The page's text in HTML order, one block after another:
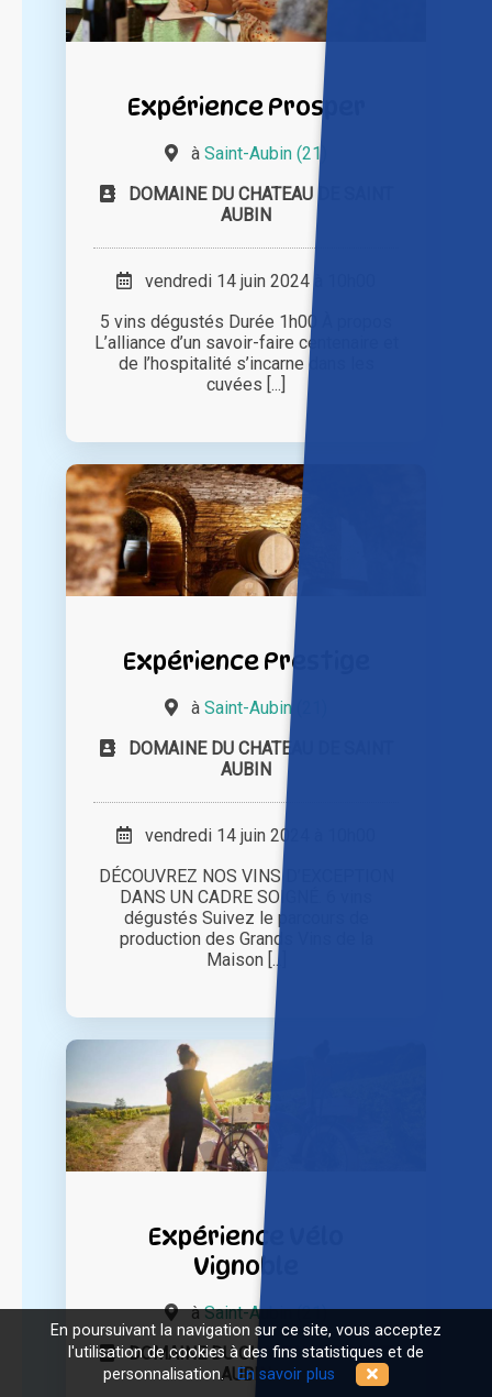
Expérience Prosper
à Saint-Aubin (21)
DOMAINE DU CHATEAU DE SAINT
AUBIN
vendredi 14 juin 2024 à 10h00
5 vins dégustés Durée 1h00 À propos
L’alliance d’un savoir-faire centenaire et
de l’hospitalité s’incarne dans les
cuvées [...]
Expérience Prestige
à Saint-Aubin (21)
DOMAINE DU CHATEAU DE SAINT
AUBIN
vendredi 14 juin 2024 à 10h00
DÉCOUVREZ NOS VINS D’EXCEPTION
DANS UN CADRE SOIGNÉ. 6 vins
dégustés Suivez le parcours de
production des Grands Vins de la
Maison [...]
Expérience Vélo
Vignoble
àSaint-Aubin (21)
DOMAINE DU CHATEAU DE SAINT
AUBIN
En poursuivant la navigation sur ce site, vous acceptez
l'utilisation de cookies à des fins statistiques et de
personnalisation.En savoir plus